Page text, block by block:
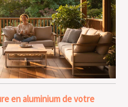
en aluminium de votre